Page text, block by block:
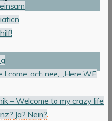
I come, ach nee, „Here WE
– Welcome to my crazy life
Ja? Nein?
Account